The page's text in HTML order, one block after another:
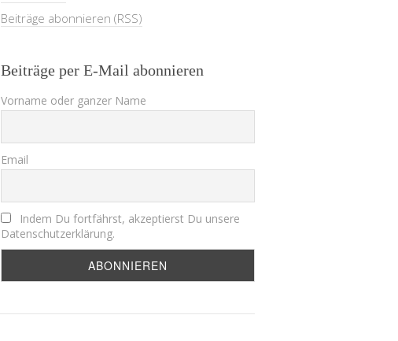
Beiträge abonnieren (RSS)
Beiträge per E-Mail abonnieren
Vorname oder ganzer Name
Email
Indem Du fortfährst, akzeptierst Du unsere
Datenschutzerklärung.